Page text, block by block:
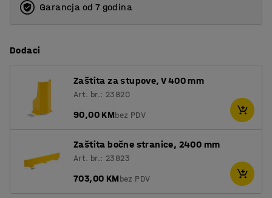
Garancja od 7 godina
Dodaci
Zaštita za stupove, V 400 mm
Art. br.: 23820
90,00 KMbez PDV
Zaštita bočne stranice, 2400 mm
Art. br.: 23823
703,00 KMbez PDV